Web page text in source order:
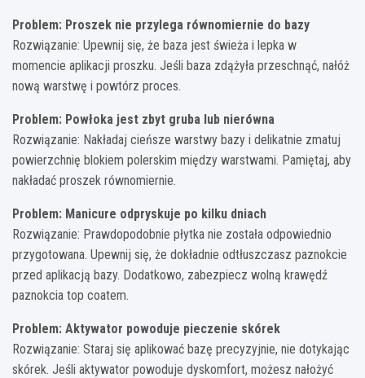
Problem: Proszek nie przylega równomiernie do bazy
Rozwiązanie: Upewnij się, że baza jest świeża i lepka w
momencie aplikacji proszku. Jeśli baza zdążyła przeschnąć, nałóż
nową warstwę i powtórz proces.
Problem: Powłoka jest zbyt gruba lub nierówna
Rozwiązanie: Nakładaj cieńsze warstwy bazy i delikatnie zmatuj
powierzchnię blokiem polerskim między warstwami. Pamiętaj, aby
nakładać proszek równomiernie.
Problem: Manicure odpryskuje po kilku dniach
Rozwiązanie: Prawdopodobnie płytka nie została odpowiednio
przygotowana. Upewnij się, że dokładnie odtłuszczasz paznokcie
przed aplikacją bazy. Dodatkowo, zabezpiecz wolną krawędź
paznokcia top coatem.
Problem: Aktywator powoduje pieczenie skórek
Rozwiązanie: Staraj się aplikować bazę precyzyjnie, nie dotykając
skórek. Jeśli aktywator powoduje dyskomfort, możesz nałożyć